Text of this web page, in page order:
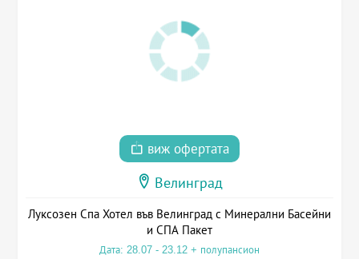
виж офертата
Велинград
Луксозен Спа Хотел във Велинград с Минерални Басейни
и СПА Пакет
Дата: 28.07 - 23.12 + полупансион